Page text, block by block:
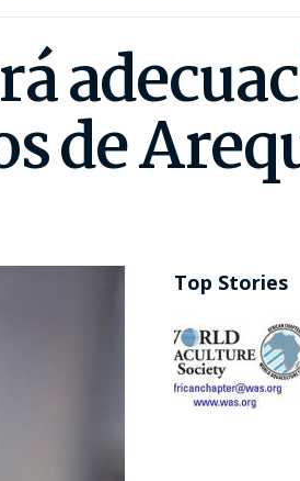
de
Top Stories